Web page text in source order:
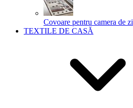
Covoare pentru camera de zi
TEXTILE DE CASĂ